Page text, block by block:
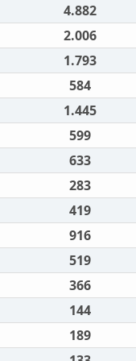
4.882
2.006
1.793
584
1.445
599
633
283
419
916
519
366
144
189